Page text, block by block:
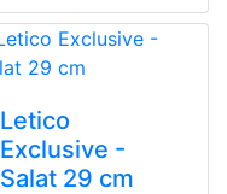
Letico
Exclusive -
Salat 29 cm